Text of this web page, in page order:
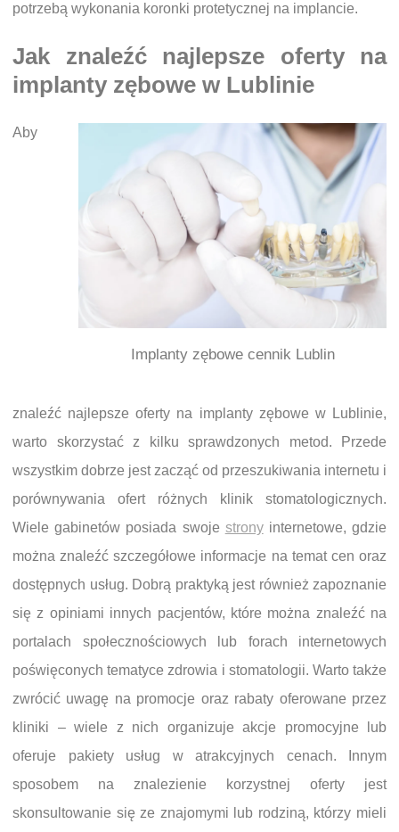
potrzebą wykonania koronki protetycznej na implancie.
Jak znaleźć najlepsze oferty na
implanty zębowe w Lublinie
Implanty zębowe cennik Lublin
Aby
znaleźć najlepsze oferty na implanty zębowe w Lublinie,
warto skorzystać z kilku sprawdzonych metod. Przede
wszystkim dobrze jest zacząć od przeszukiwania internetu i
porównywania ofert różnych klinik stomatologicznych.
Wiele gabinetów posiada swoje stronyinternetowe, gdzie
można znaleźć szczegółowe informacje na temat cen oraz
dostępnych usług. Dobrą praktyką jest również zapoznanie
się z opiniami innych pacjentów, które można znaleźć na
portalach społecznościowych lub forach internetowych
poświęconych tematyce zdrowia i stomatologii. Warto także
zwrócić uwagę na promocje oraz rabaty oferowane przez
kliniki – wiele z nich organizuje akcje promocyjne lub
oferuje pakiety usług w atrakcyjnych cenach. Innym
sposobem na znalezienie korzystnej oferty jest
skonsultowanie się ze znajomymi lub rodziną, którzy mieli